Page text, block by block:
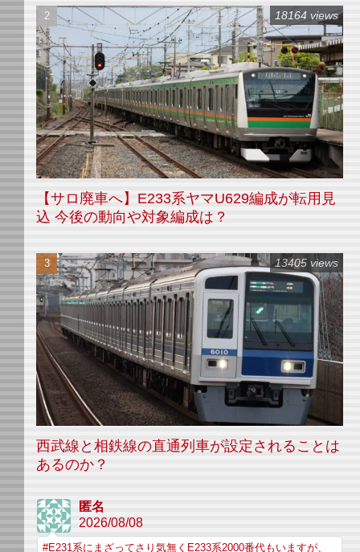
【サロ廃車へ】E233系ヤマU629編成が転用見
込 今後の動向や対象編成は？
18164 views
西武線と相鉄線の直通列車が設定されることは
あるのか？
13405 views
匿名
2026/08/08
#E231系にまざってさり気無くE233系2000番代もいますが、